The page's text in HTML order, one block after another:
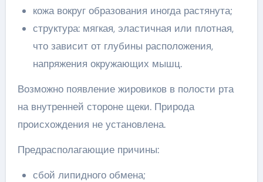
кожа вокруг образования иногда растянута;
структура: мягкая, эластичная или плотная,
что зависит от глубины расположения,
напряжения окружающих мышц.
Возможно появление жировиков в полости рта
на внутренней стороне щеки. Природа
происхождения не установлена.
Предрасполагающие причины:
сбой липидного обмена;